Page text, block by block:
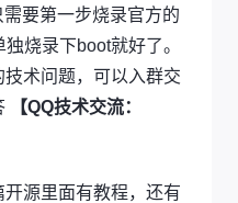
要第一步烧录官方的
烧录下boot就好了。
术问题，可以入群交
【QQ技术交流：
源里面有教程，还有